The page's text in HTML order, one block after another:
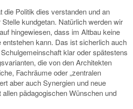
die Politik dies verstanden und an
kundgetan. Natürlich werden wir
hingewiesen, dass im Altbau keine
entstehen kann. Das ist sicherlich auch
klar oder spätestens
die von den Architekten
Fachräume oder „zentralen
aber auch Synergien und neue
pädagogischen Wünschen und